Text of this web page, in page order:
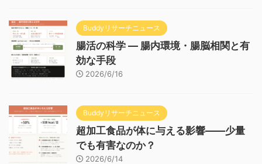
Buddyリサーチニュース
腸活の科学 — 腸内環境・腸脳相関と有
効な手段
2026/6/16
Buddyリサーチニュース
超加工食品が体に与える影響——少量
でも有害なのか？
2026/6/14